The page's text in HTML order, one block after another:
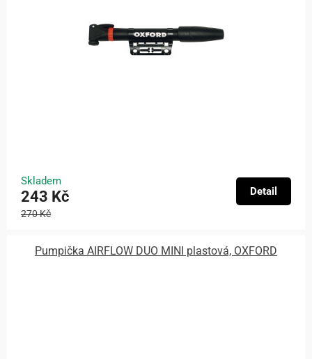
Skladem
243 Kč
270 Kč
Detail
Pumpička AIRFLOW DUO MINI plastová, OXFORD